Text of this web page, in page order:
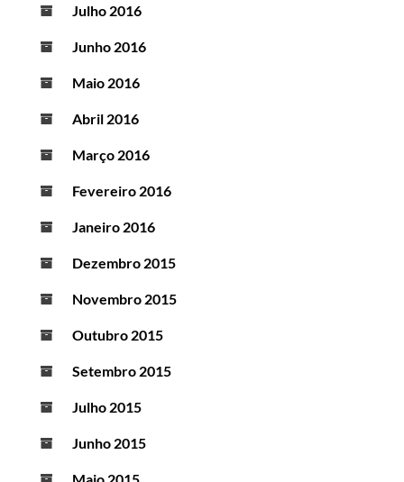
Julho 2016
Junho 2016
Maio 2016
Abril 2016
Março 2016
Fevereiro 2016
Janeiro 2016
Dezembro 2015
Novembro 2015
Outubro 2015
Setembro 2015
Julho 2015
Junho 2015
Maio 2015